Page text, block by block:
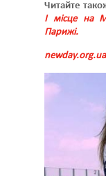
Читайте
I місце на
Парижі.
newday.org.ua